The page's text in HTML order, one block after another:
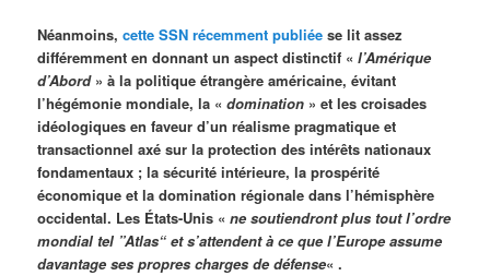
Néanmoins,cette SSN récemment publiée se lit assez
différemment en donnant un aspect distinctif «l’Amérique
d’Abord» à la politique étrangère américaine, évitant
l’hégémonie mondiale, la «domination » et les croisades
idéologiques en faveur d’un réalisme pragmatique et
transactionnel axé sur la protection des intérêts nationaux
fondamentaux ; la sécurité intérieure, la prospérité
économique et la domination régionale dans l’hémisphère
occidental. Les États-Unis «ne soutiendront plus tout l’ordre
mondial tel ”Atlas“ et s’attendent à ce que l’Europe assume
davantage ses propres charges de défense« .